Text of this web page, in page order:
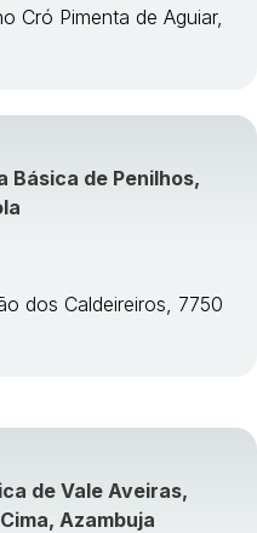
Cró Pimenta de Aguiar,
Básica de Penilhos,
dos Caldeireiros, 7750
de Vale Aveiras,
Azambuja